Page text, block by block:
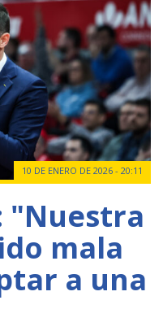
10 DE ENERO DE 2026 - 20:11
"Nuestra
mala
a una